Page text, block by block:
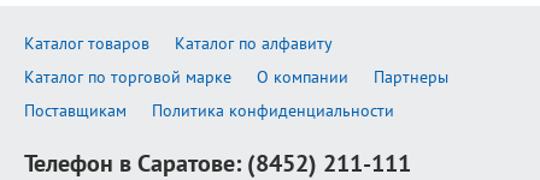
Каталог товаров
Каталог по алфавиту
Каталог по торговой марке
О компании
Партнеры
Поставщикам
Политика конфиденциальности
Телефон в Саратове: (8452) 211-111